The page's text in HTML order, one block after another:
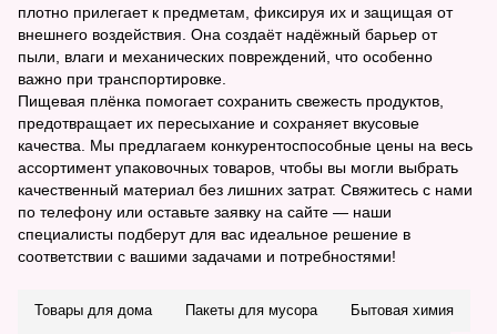
плотно прилегает к предметам, фиксируя их и защищая от
внешнего воздействия. Она создаёт надёжный барьер от
пыли, влаги и механических повреждений, что особенно
важно при транспортировке.
Пищевая плёнка помогает сохранить свежесть продуктов,
предотвращает их пересыхание и сохраняет вкусовые
качества. Мы предлагаем конкурентоспособные цены на весь
ассортимент упаковочных товаров, чтобы вы могли выбрать
качественный материал без лишних затрат. Свяжитесь с нами
по телефону или оставьте заявку на сайте — наши
специалисты подберут для вас идеальное решение в
соответствии с вашими задачами и потребностями!
Товары для дома Пакеты для мусора Бытовая химия